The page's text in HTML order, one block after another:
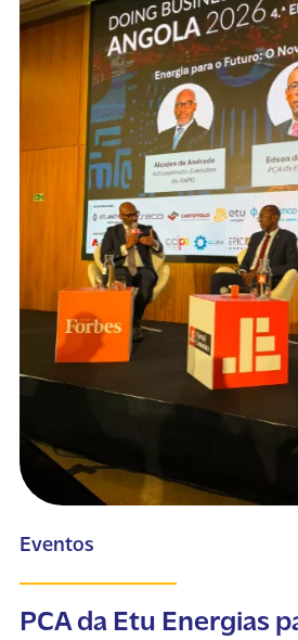
Eventos
PCA da Etu Energias